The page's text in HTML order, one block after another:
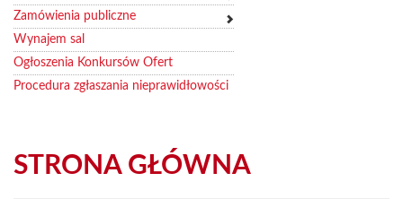
Zamówienia publiczne
Wynajem sal
Ogłoszenia Konkursów Ofert
Procedura zgłaszania nieprawidłowości
STRONA GŁÓWNA